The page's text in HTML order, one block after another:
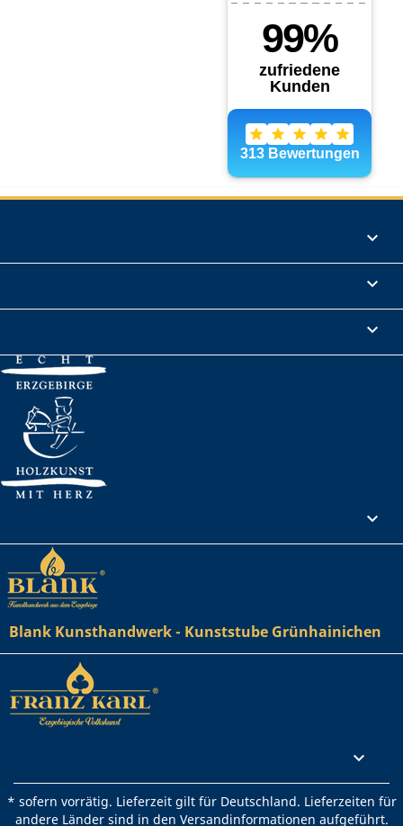




Blank Kunsthandwerk - Kunststube Grünhainichen

* sofern vorrätig. Lieferzeit gilt für Deutschland. Lieferzeiten für
andere Länder sind in den Versandinformationen aufgeführt.